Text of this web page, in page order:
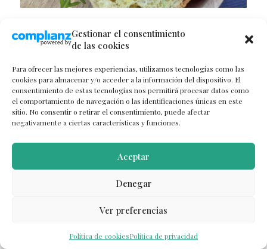
Gestionar el consentimiento
de las cookies
Para ofrecer las mejores experiencias, utilizamos tecnologías como las
cookies para almacenar y/o acceder a la información del dispositivo. El
consentimiento de estas tecnologías nos permitirá procesar datos como
el comportamiento de navegación o las identificaciones únicas en este
sitio. No consentir o retirar el consentimiento, puede afectar
negativamente a ciertas características y funciones.
Aceptar
Denegar
Ver preferencias
Política de cookiesPolítica de privacidad
Febo
La cadena de establecimientosFeboofrece
comida rápida en distribuidores automáticos
a precios muy económicos.Croquetas,
hamburguesas y patatas fritasson su
el camino para reponer fuerzas.